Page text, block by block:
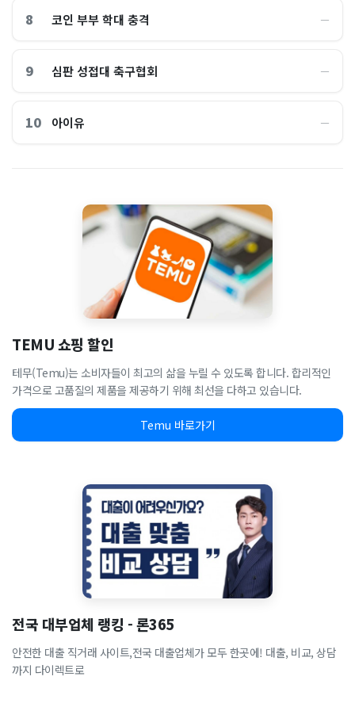
8 코인 부부 학대 충격 ―
9 심판 성접대 축구협회 ―
10 아이유 ―
TEMU 쇼핑 할인
테무(Temu)는 소비자들이 최고의 삶을 누릴 수 있도록 합니다. 합리적인
가격으로 고품질의 제품을 제공하기 위해 최선을 다하고 있습니다.
Temu 바로가기
전국 대부업체 랭킹 - 론365
안전한 대출 직거래 사이트,전국 대출업체가 모두 한곳에! 대출, 비교, 상담
까지 다이렉트로